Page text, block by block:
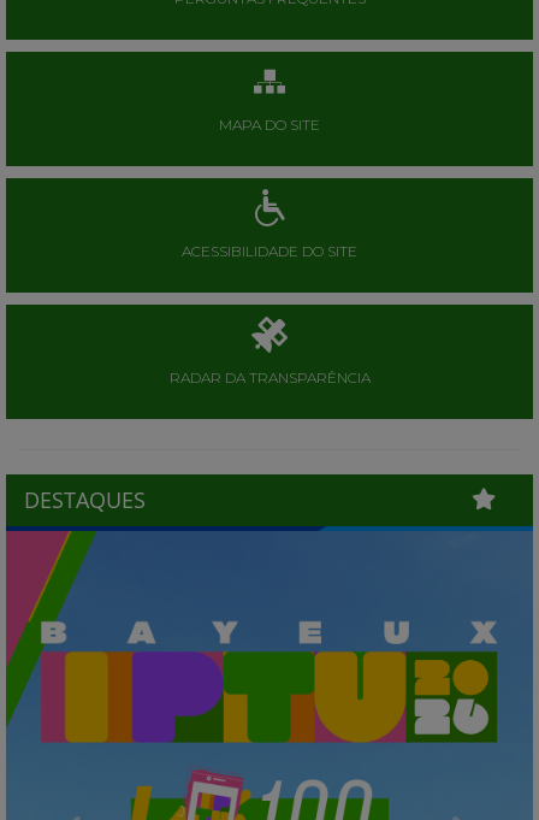
MAPA DO SITE
ACESSIBILIDADE DO SITE
RADAR DA TRANSPARÊNCIA
DESTAQUES